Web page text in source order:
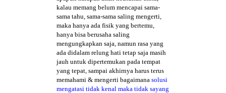
kalau memang belum mencapai sama-
sama tahu, sama-sama saling mengerti,
maka hanya ada fisik yang bertemu,
hanya bisa berusaha saling
mengungkapkan saja, namun rasa yang
ada didalam relung hati tetap saja masih
jauh untuk dipertemukan pada tempat
yang tepat, sampai akhirnya harus terus
memahami & mengerti bagaimana solusi
mengatasi tidak kenal maka tidak sayang